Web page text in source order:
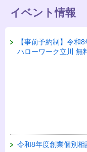
イベント情報
【事前予約制】令和
ハローワーク立川 無
令和8年度創業個別相